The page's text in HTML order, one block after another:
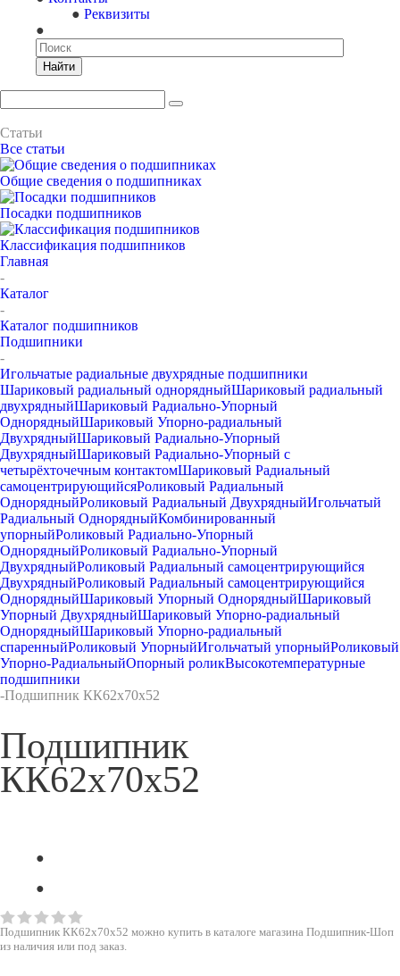
Реквизиты
Найти
Статьи
Все статьи
Общие сведения о подшипниках
Посадки подшипников
Классификация подшипников
Главная
-
Каталог
-
Каталог подшипников
Подшипники
-
Игольчатые радиальные двухрядные подшипники
Шариковый радиальный однорядныйШариковый радиальный
двухрядныйШариковый Радиально-Упорный
ОднорядныйШариковый Упорно-радиальный
ДвухрядныйШариковый Радиально-Упорный
ДвухрядныйШариковый Радиально-Упорный с
четырёхточечным контактомШариковый Радиальный
самоцентрирующийсяРоликовый Радиальный
ОднорядныйРоликовый Радиальный ДвухрядныйИгольчатый
Радиальный ОднорядныйКомбинированный
упорныйРоликовый Радиально-Упорный
ОднорядныйРоликовый Радиально-Упорный
ДвухрядныйРоликовый Радиальный самоцентрирующийся
ДвухрядныйРоликовый Радиальный самоцентрирующийся
ОднорядныйШариковый Упорный ОднорядныйШариковый
Упорный ДвухрядныйШариковый Упорно-радиальный
ОднорядныйШариковый Упорно-радиальный
спаренныйРоликовый УпорныйИгольчатый упорныйРоликовый
Упорно-РадиальныйОпорный роликВысокотемпературные
подшипники
-Подшипник КК62x70x52
Подшипник
КК62x70x52
Подшипник КК62x70x52 можно купить в каталоге магазина Подшипник-Шоп
из наличия или под заказ.